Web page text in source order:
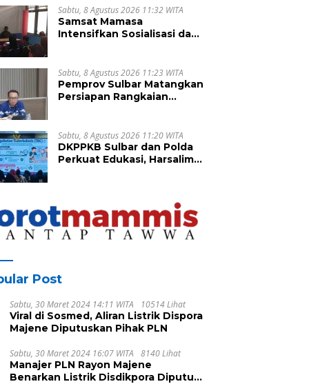
Sabtu, 8 Agustus 2026 11:32 WITA
Samsat Mamasa
Intensifkan Sosialisasi dan
Kepatuhan Wajib Pajak
Sabtu, 8 Agustus 2026 11:23 WITA
Pemprov Sulbar Matangkan
Persiapan Rangkaian
Indonesia
Sabtu, 8 Agustus 2026 11:20 WITA
DKPPKB Sulbar dan Polda
Perkuat Edukasi, Harsalim
Post
Sabtu, 30 Maret 2024 14:11 WITA 10514 Lihat
Viral di Sosmed, Aliran Listrik Dispora
Majene Diputuskan Pihak PLN
Sabtu, 30 Maret 2024 16:07 WITA 8140 Lihat
Manajer PLN Rayon Majene
Benarkan Listrik Disdikpora Diputus